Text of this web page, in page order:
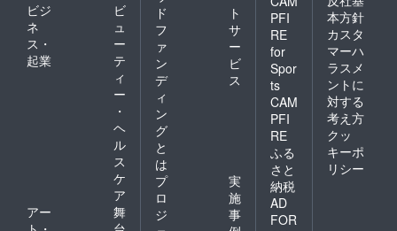
ビジ
ネ
ス・
起業
ビ
ュ
ー
テ
ィ
ー
・
ヘ
ル
ス
ケ
ア
アー
舞
ド
フ
ァ
ン
デ
ィ
ン
グ
と
は
ト
サ
ー
ビ
ス
プ
ロ
ジ
実
施
事
PFI
RE
for
Spor
ts
CAM
PFI
RE
ふる
さと
納税
AD
FOR
本方針
カスタ
マーハ
ラスメ
ントに
対する
考え方
クッ
キーポ
リシー